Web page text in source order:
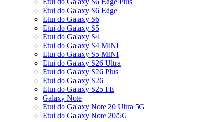
Etui do Galaxy S6 Edge Plus
Etui do Galaxy S6 Edge
Etui do Galaxy S6
Etui do Galaxy S5
Etui do Galaxy S4
Etui do Galaxy S4 MINI
Etui do Galaxy S5 MINI
Etui do Galaxy S26 Ultra
Etui do Galaxy S26 Plus
Etui do Galaxy S26
Etui do Galaxy S25 FE
Galaxy Note
Etui do Galaxy Note 20 Ultra 5G
Etui do Galaxy Note 20/5G